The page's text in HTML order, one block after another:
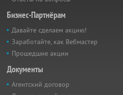
Бизнес-Партнёрам
Давайте сделаем акцию!
Заработайте, как Вебмастер
Прошедшие акции
Документы
Агентский договор